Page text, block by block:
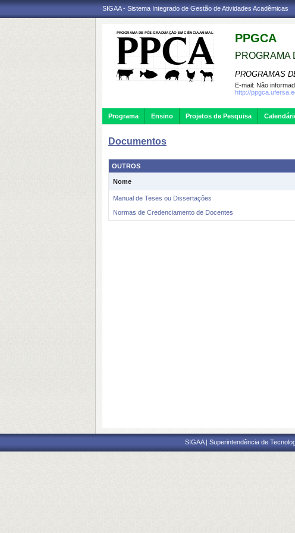
SIGAA - Sistema Integrado de Gestão de Atividades Acadêmicas
PPGCA
PROGRAMA
PROGRAMAS
E-mail: Não
http://
Programa Ensino Projetos de Pesquisa
Documentos
OUTROS
Nome
Manual de Teses ou Dissertações
Normas de Credenciamento de Docentes
SIGAA | Superintendência de